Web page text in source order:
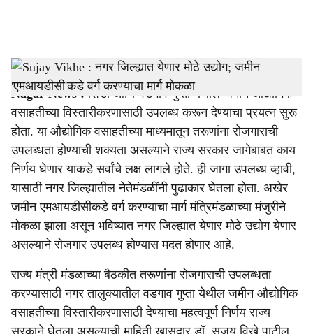
h
a
r
e
sujay vikhe-Sarakarnama
Nagar News : शिर्डी आणि वडगाव गुप्ता येथील जमीन औद्योगिक
वसाहतीच्या विस्तारीकरणासाठी उपलब्ध करून देण्याचा प्रयत्न सुरू
होता. या औद्योगिक वसाहतीच्या माध्यमातून तरूणांना रोजगाराची
उपलब्धता होण्याची शक्यता असल्याने राज्य सरकार जागेबाबत काय
निर्णय घेणार याकडे सर्वांचे लक्ष लागले होते. ही जागा उपलब्ध व्हावी,
यासाठी नगर जिल्ह्यातील नेतेमंडळींनी पुढाकार घेतला होता. अखेर
जमीन एमआयडीसीकडे वर्ग करण्याचा मार्ग मंत्रिमंडळाच्या मंजुरीने
मोकळा झाला असून भविष्यात नगर जिल्ह्यात येणार मोठे उद्योग येणार
असल्याने रोजगार उपलब्ध होण्यास मदत होणार आहे.
राज्य मंत्री मंडळाच्या बैठकीत तरूणांना रोजगाराची उपलब्धता
करण्यासाठी नगर तालुक्यातील वडगाव गुप्ता येथील जमीन औद्योगिक
वसाहतीच्या विस्तारीकरणासाठी देण्याचा महत्वपूर्ण निर्णय राज्य
सरकाने घेतला असल्याची माहिती खासदार डॉ. सुजय विखे पाटील